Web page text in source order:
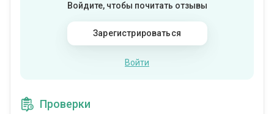
Войдите, чтобы почитать отзывы
Зарегистрироваться
Войти
Проверки